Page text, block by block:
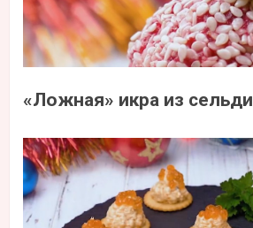
«Ложная» икра из сельди